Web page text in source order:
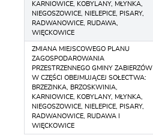
KARNIOWICE, KOBYLANY, MŁYNKA,
NIEGOSZOWICE, NIELEPICE, PISARY,
RADWANOWICE, RUDAWA,
WIĘCKOWICE
ZMIANA MIEJSCOWEGO PLANU
ZAGOSPODAROWANIA
PRZESTRZENNEGO GMINY ZABIERZÓW
W CZĘŚCI OBEJMUJĄCEJ SOŁECTWA:
BRZEZINKA, BRZOSKWINIA,
KARNIOWICE, KOBYLANY, MŁYNKA,
NIEGOSZOWICE, NIELEPICE, PISARY,
RADWANOWICE, RUDAWA I
WIĘCKOWICE